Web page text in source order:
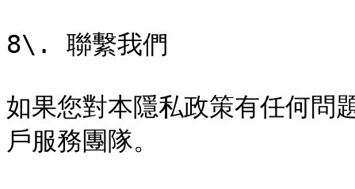
8\. 聯繫我們
如果您對本隱私政策有任何問